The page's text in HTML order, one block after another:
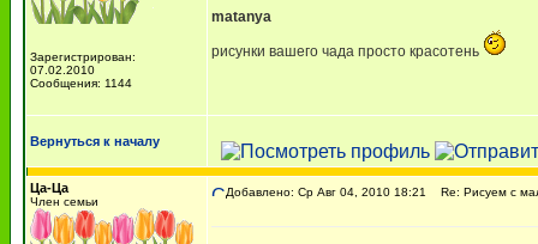
Зарегистрирован:
07.02.2010
Сообщения: 1144
matanya
рисунки вашего чада просто красотень
Вернуться к началу
Ца-Ца
Член семьи
Добавлено: Ср Авг 04, 2010 18:21 Re: Рисуем с